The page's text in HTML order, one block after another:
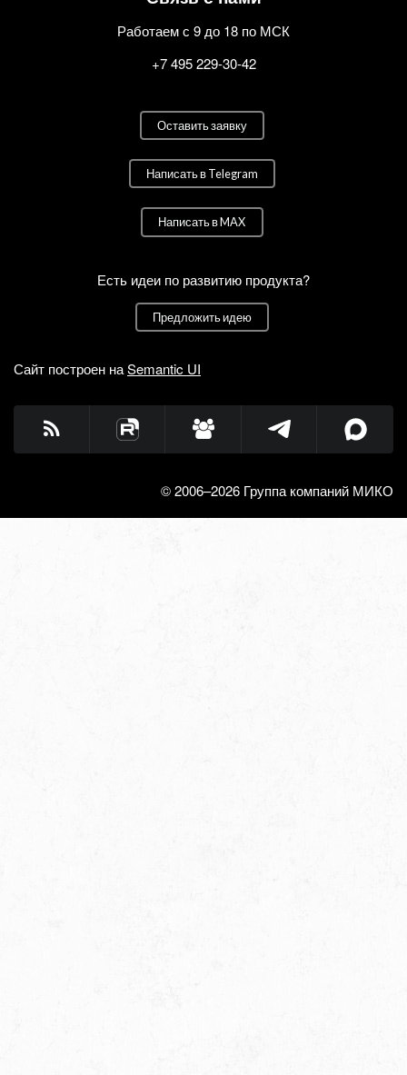
Работаем с 9 до 18 по МСК
+7 495 229-30-42
Оставить заявку
Написать в Telegram
Написать в MAX
Есть идеи по развитию продукта?
Предложить идею
Сайт построен наSemantic UI
© 2006–2026 Группа компаний МИКО